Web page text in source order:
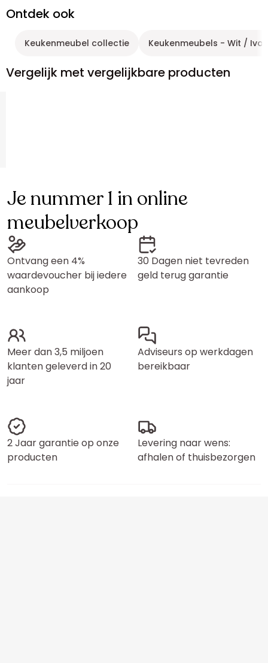
Ontdek ook
Keukenmeubel collectie Keukenmeubels - Wit /
Vergelijk met vergelijkbare producten
Je nummer 1 in online
meubelverkoop
Ontvang een 4%
waardevoucher bij iedere
aankoop
30 Dagen niet tevreden
geld terug garantie
Meer dan 3,5 miljoen
klanten geleverd in 20
jaar
Adviseurs op werkdagen
bereikbaar
2 Jaar garantie op onze
producten
Levering naar wens:
afhalen of thuisbezorgen